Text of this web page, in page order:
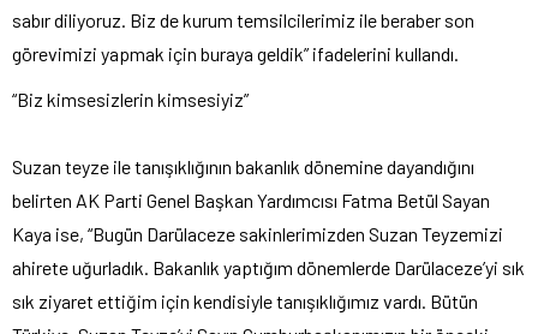
sabır diliyoruz. Biz de kurum temsilcilerimiz ile beraber son
görevimizi yapmak için buraya geldik” ifadelerini kullandı.
“Biz kimsesizlerin kimsesiyiz”
Suzan teyze ile tanışıklığının bakanlık dönemine dayandığını
belirten AK Parti Genel Başkan Yardımcısı Fatma Betül Sayan
Kaya ise, “Bugün Darülaceze sakinlerimizden Suzan Teyzemizi
ahirete uğurladık. Bakanlık yaptığım dönemlerde Darülaceze’yi sık
sık ziyaret ettiğim için kendisiyle tanışıklığımız vardı. Bütün